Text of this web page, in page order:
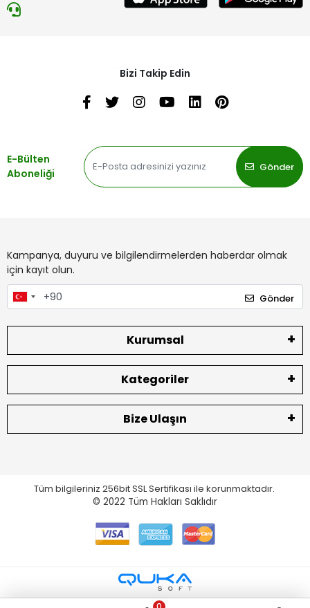
Bizi Takip Edin
E-Bülten
Aboneliği
Gönder
Kampanya, duyuru ve bilgilendirmelerden haberdar olmak
için kayıt olun.
Gönder
Kurumsal
Kategoriler
Bize Ulaşın
Tüm bilgileriniz 256bit SSL Sertifikası ile korunmaktadır.
© 2022 Tüm Hakları Saklıdır